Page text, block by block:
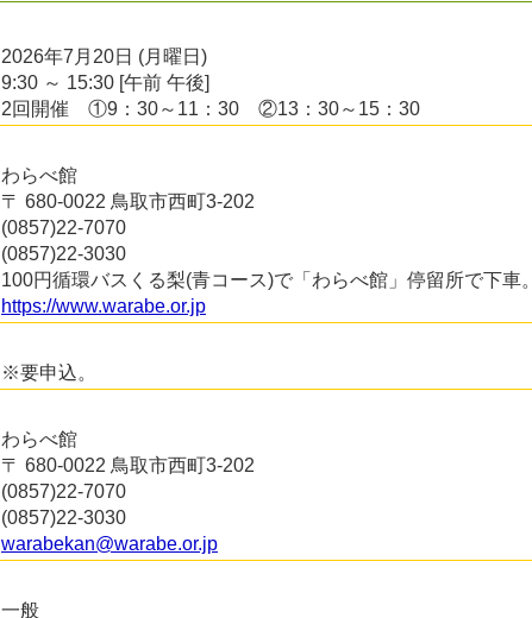
2026年7月20日 (月曜日)
9:30 ～ 15:30 [午前 午後]
2回開催 ①9：30～11：30 ②13：30～15：30
わらべ館
〒 680-0022 鳥取市西町3-202
(0857)22-7070
(0857)22-3030
100円循環バスくる梨(青コース)で「わらべ館」停留所で下車。
https://www.warabe.or.jp
※要申込。
わらべ館
〒 680-0022 鳥取市西町3-202
(0857)22-7070
(0857)22-3030
warabekan@warabe.or.jp
一般